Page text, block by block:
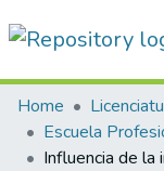
Communities &
All of DSpace
Home